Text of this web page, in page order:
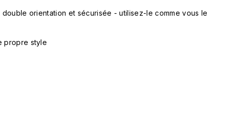
double orientation et sécurisée - utilisez-le comme vous le
propre style